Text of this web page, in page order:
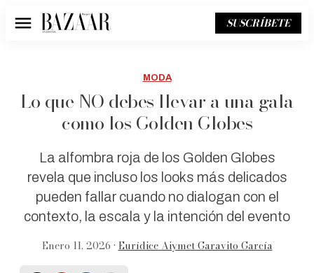
Menú SUSCRÍBETE
MODA
Lo que NO debes llevar a una gala
como los Golden Globes
La alfombra roja de los Golden Globes
revela que incluso los looks más delicados
pueden fallar cuando no dialogan con el
contexto, la escala y la intención del evento
Enero 11, 2026 • Eurídice Aiymet Garavito García